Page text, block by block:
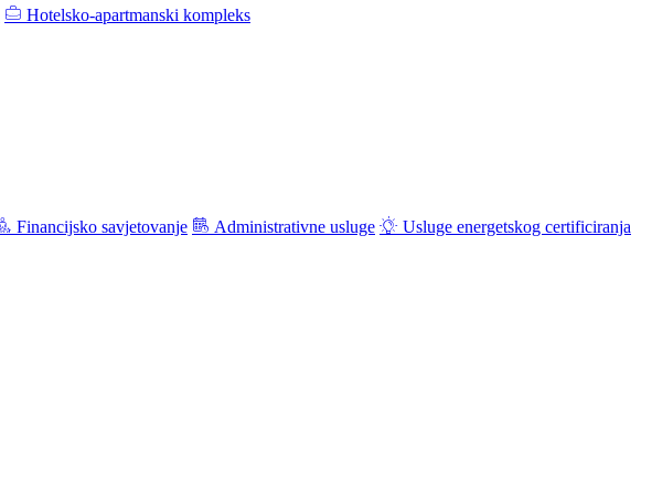
Hotelsko-apartmanski kompleks
Financijsko savjetovanje Administrativne usluge
Usluge energetskog certificiranja